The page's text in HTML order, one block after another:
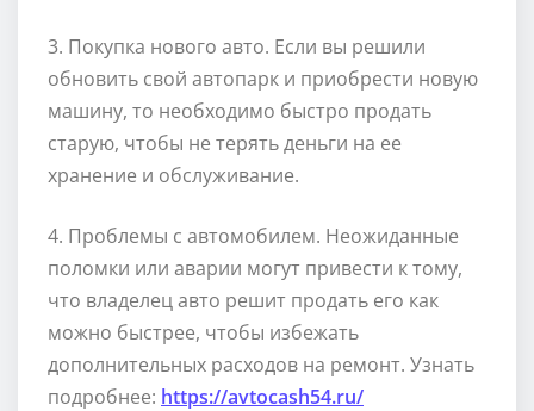
3. Покупка нового авто. Если вы решили
обновить свой автопарк и приобрести новую
машину, то необходимо быстро продать
старую, чтобы не терять деньги на ее
хранение и обслуживание.
4. Проблемы с автомобилем. Неожиданные
поломки или аварии могут привести к тому,
что владелец авто решит продать его как
можно быстрее, чтобы избежать
дополнительных расходов на ремонт. Узнать
подробнее: https://avtocash54.ru/